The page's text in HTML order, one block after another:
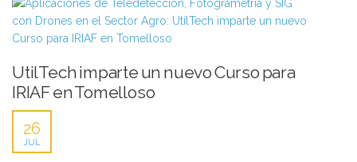
UtilTech imparte un nuevo Curso para
IRIAF en Tomelloso
26
JUL